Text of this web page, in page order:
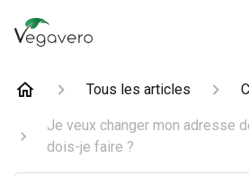
Tous les articles
Je veux changer mon adresse
dois-je faire ?